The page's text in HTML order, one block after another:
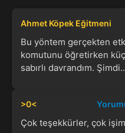
Ahmet Köpek Eğitmeni
Bu yöntem gerçekten
komutunu öğretirken
sabırlı davrandım.
>0<
Çok teşekkürler, çok